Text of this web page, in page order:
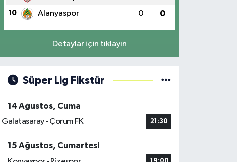
10 Alanyaspor 0 0
Detaylar için tıklayın
Süper Lig Fikstür
14 Ağustos, Cuma
Galatasaray - Çorum FK
21:30
15 Ağustos, Cumartesi